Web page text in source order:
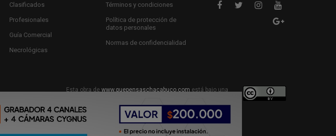
Clasificados
Profesionales
Guía Comercial
Necrológicas
Términos y condiciones
Política de protección de
datos personales
Normas de confidencialidad
Esta obra de www.quepensaschacabuco.com está bajo una